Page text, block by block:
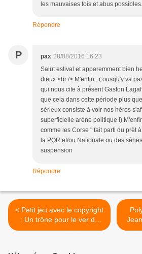
les mauvaises fois et abus possibles.
Répondre
P pax 28/08/2016 16:23
Salut estival et apparemment bien
dieux.<br /> M'enfin , ( ousqu'y va
qui nous cite à présent Gaston
que cela dans cette période plus
sérieux consiste à voir nos héros
superficielle arène politique !)
comme les Corse " fait parti du prèt
la PQR et/ou Nationale ou des
suspension
Répondre
< Petit jeu avec le copyright
: Un trône pour le ver de
terre une nouvelle inédite